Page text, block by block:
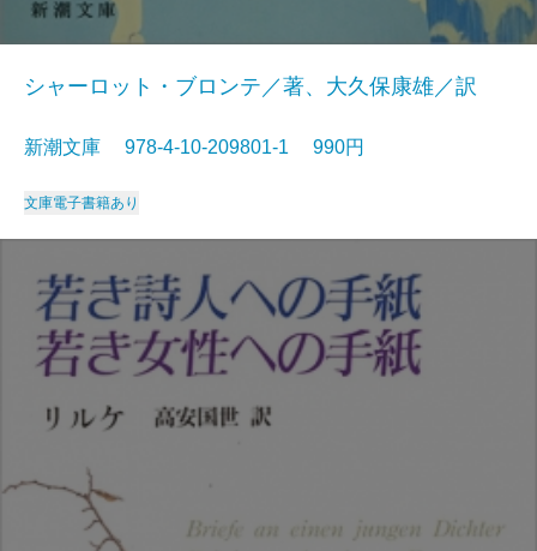
シャーロット・ブロンテ／著、大久保康雄／訳
新潮文庫 978-4-10-209801-1 990円
文庫電子書籍あり